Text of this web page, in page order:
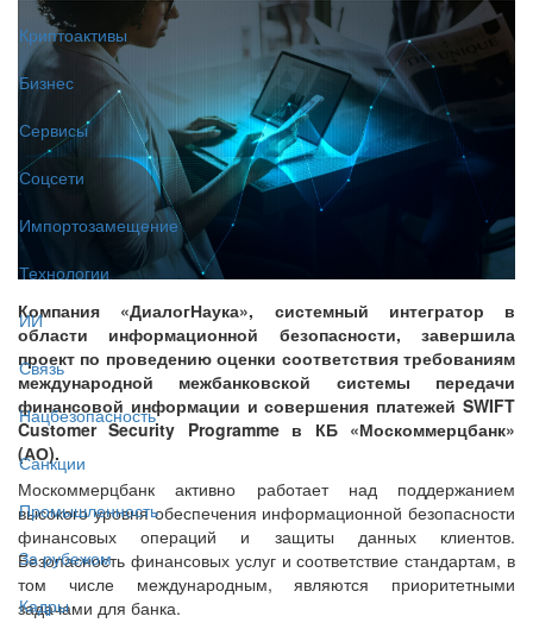
Криптоактивы
Бизнес
Сервисы
Соцсети
Импортозамещение
Технологии
ИИ
Связь
Нацбезопасность
Санкции
Промышленность
За рубежом
Кадры
Компания «ДиалогНаука», системный интегратор в
области информационной безопасности, завершила
проект по проведению оценки соответствия требованиям
международной межбанковской системы передачи
финансовой информации и совершения платежей SWIFT
Customer Security Programme в КБ «Москоммерцбанк»
(АО).
Москоммерцбанк активно работает над поддержанием
высокого уровня обеспечения информационной безопасности
финансовых операций и защиты данных клиентов.
Безопасность финансовых услуг и соответствие стандартам, в
том числе международным, являются приоритетными
задачами для банка.